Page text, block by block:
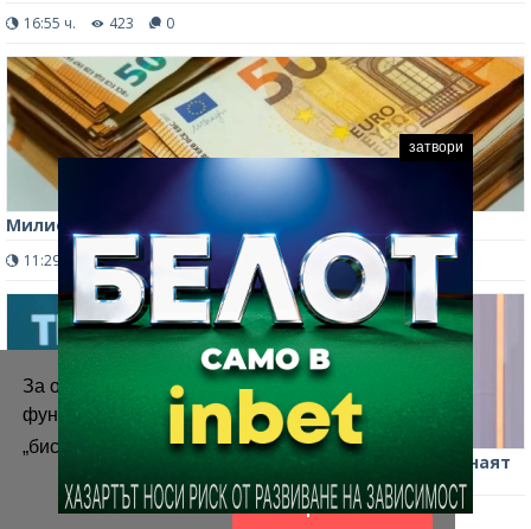
За осигуряване на правилното
функциониране на уебсайта ние използваме
„бисквитки“.
Повече информация
Приемам
16:55 ч. 423 0
Милионерите в България намаляват
11:29 ч. 214 0
„Галъп интернешънъл болкан“: 15% от хората не знаят
каква е външната политика на България
13:47 ч. 264 0
затвори